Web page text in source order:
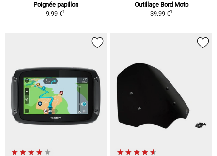
Poignée papillon
9,99 €1
Outillage Bord Moto
39,99 €1